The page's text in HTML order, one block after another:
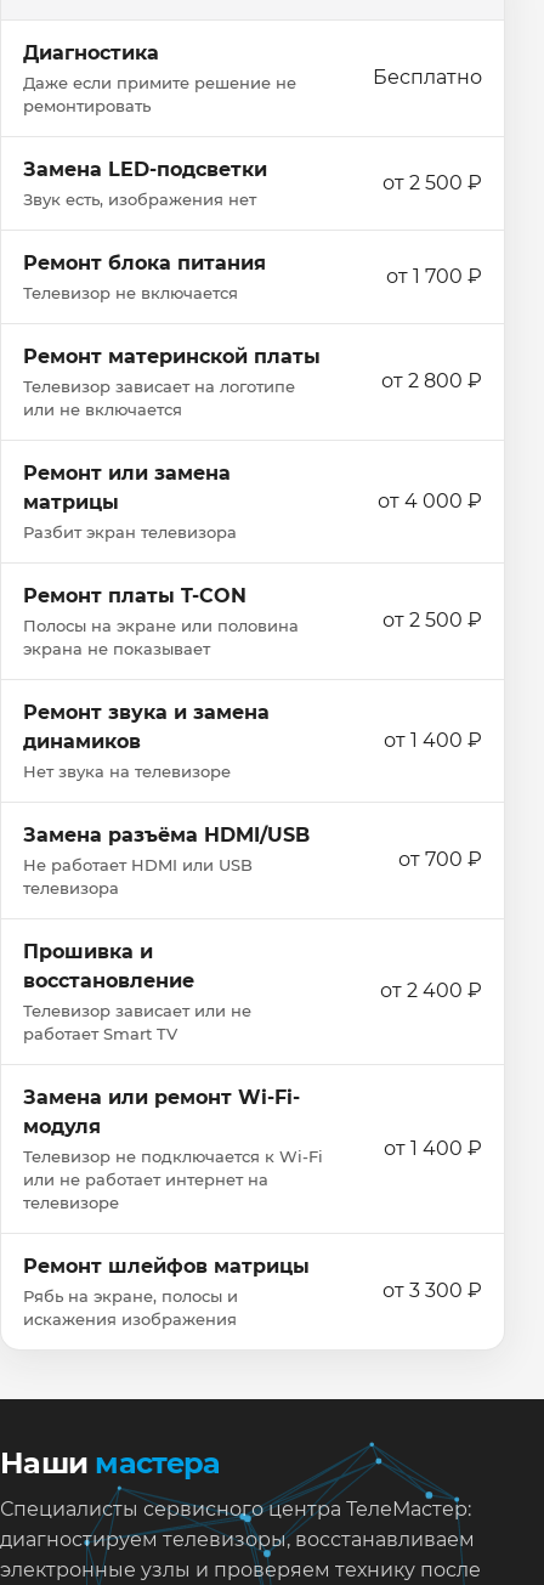
Диагностика
Даже если примите решение не
ремонтировать
Бесплатно
Замена LED-подсветки
Звук есть, изображения нет
от 2 500 ₽
Ремонт блока питания
Телевизор не включается
от 1 700 ₽
Ремонт материнской платы
Телевизор зависает на логотипе
или не включается
от 2 800 ₽
Ремонт или замена
матрицы
Разбит экран телевизора
от 4 000 ₽
Ремонт платы T-CON
Полосы на экране или половина
экрана не показывает
от 2 500 ₽
Ремонт звука и замена
динамиков
Нет звука на телевизоре
от 1 400 ₽
Замена разъёма HDMI/USB
Не работает HDMI или USB
телевизора
от 700 ₽
Прошивка и
восстановление
Телевизор зависает или не
работает Smart TV
от 2 400 ₽
Замена или ремонт Wi‑Fi-
модуля
Телевизор не подключается к Wi‑Fi
или не работает интернет на
телевизоре
от 1 400 ₽
Ремонт шлейфов матрицы
Рябь на экране, полосы и
искажения изображения
от 3 300 ₽
Наши мастера
Специалисты сервисного центра ТелеМастер:
диагностируем телевизоры, восстанавливаем
электронные узлы и проверяем технику после